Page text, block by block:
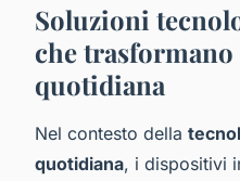
Soluzioni
che
quotidiana
Nel contesto della
quotidiana, i dispositivi